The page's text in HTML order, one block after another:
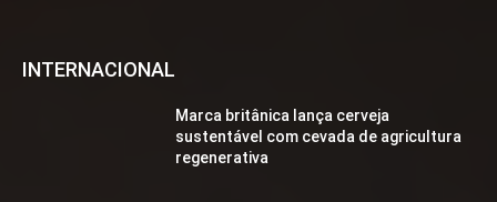
INTERNACIONAL
Marca britânica lança cerveja
sustentável com cevada de agricultura
regenerativa